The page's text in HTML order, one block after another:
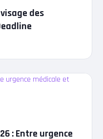
des
: Entre urgence